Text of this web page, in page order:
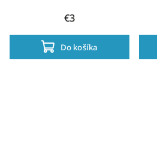
€3
Do košíka